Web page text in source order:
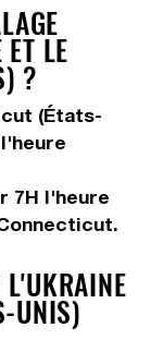
LE
?
(États-
7H l'heure
L'UKRAINE
UNIS)